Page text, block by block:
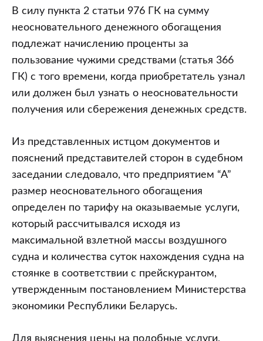
В силу пункта 2 статьи 976 ГК на сумму
неосновательного денежного обогащения
подлежат начислению проценты за
пользование чужими средствами (статья 366
ГК) с того времени, когда приобретатель узнал
или должен был узнать о неосновательности
получения или сбережения денежных средств.
Из представленных истцом документов и
пояснений представителей сторон в судебном
заседании следовало, что предприятием “А”
размер неосновательного обогащения
определен по тарифу на оказываемые услуги,
который рассчитывался исходя из
максимальной взлетной массы воздушного
судна и количества суток нахождения судна на
стоянке в соответствии с прейскурантом,
утвержденным постановлением Министерства
экономики Республики Беларусь.
Для выяснения цены на подобные услуги,